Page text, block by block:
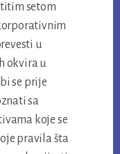
setom
u
okvira u
se prije
sa
koje se
pravila šta